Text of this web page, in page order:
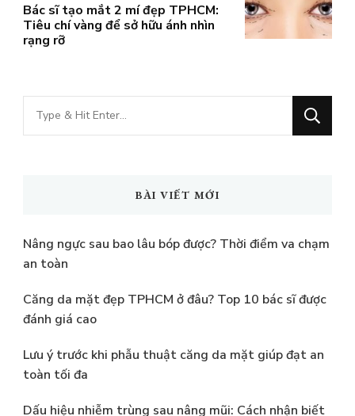
Bác sĩ tạo mắt 2 mí đẹp TPHCM:
Tiêu chí vàng để sở hữu ánh nhìn
rạng rỡ
Bạn
muốn
BÀI VIẾT MỚI
Nâng ngực sau bao lâu bóp được? Thời điểm va chạm
an toàn
Căng da mặt đẹp TPHCM ở đâu? Top 10 bác sĩ được
đánh giá cao
Lưu ý trước khi phẫu thuật căng da mặt giúp đạt an
toàn tối đa
Dấu hiệu nhiễm trùng sau nâng mũi: Cách nhận biết